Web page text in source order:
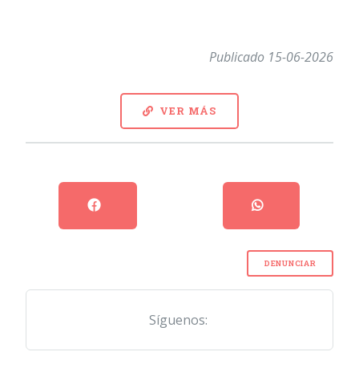
Publicado 15-06-2026
VER MÁS
DENUNCIAR
Síguenos: